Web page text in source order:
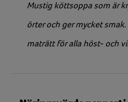
Mustig köttsoppa som är
örter och ger mycket smak.
maträtt för alla höst- och